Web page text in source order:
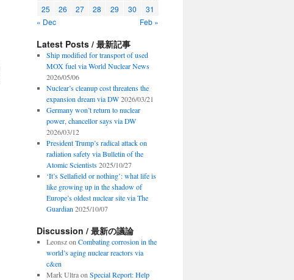
25
26 27 28 29 30
31
« Dec
Feb »
Latest Posts / 最新記事
Ship modified for transport of used
MOX fuel via World Nuclear News
2026/05/06
Nuclear’s cleanup cost threatens the
expansion dream via DW 2026/03/21
Germany won’t return to nuclear
power, chancellor says via DW
2026/03/12
President Trump’s radical attack on
radiation safety via Bulletin of the
Atomic Scientists 2025/10/27
‘It’s Sellafield or nothing’: what life is
like growing up in the shadow of
Europe’s oldest nuclear site via The
Guardian 2025/10/07
Discussion / 最新の議論
Leonszon Combating corrosion in the
world’s aging nuclear reactors via
c&en
Mark Ultraon Special Report: Help